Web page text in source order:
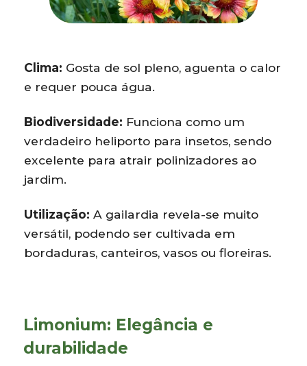
Clima: Gosta de sol pleno, aguenta o calor
e requer pouca água.
Biodiversidade: Funciona como um
verdadeiro heliporto para insetos, sendo
excelente para atrair polinizadores ao
jardim.
Utilização: A gailardia revela-se muito
versátil, podendo ser cultivada em
bordaduras, canteiros, vasos ou floreiras.
Limonium: Elegância e
durabilidade